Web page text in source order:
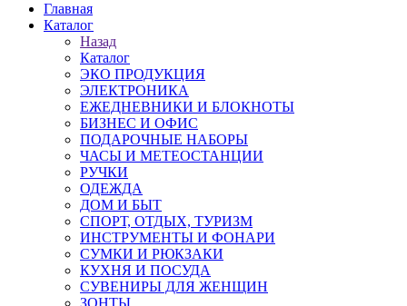
Главная
Каталог
Назад
Каталог
ЭКО ПРОДУКЦИЯ
ЭЛЕКТРОНИКА
ЕЖЕДНЕВНИКИ И БЛОКНОТЫ
БИЗНЕС И ОФИС
ПОДАРОЧНЫЕ НАБОРЫ
ЧАСЫ И МЕТЕОСТАНЦИИ
РУЧКИ
ОДЕЖДА
ДОМ И БЫТ
СПОРТ, ОТДЫХ, ТУРИЗМ
ИНСТРУМЕНТЫ И ФОНАРИ
СУМКИ И РЮКЗАКИ
КУХНЯ И ПОСУДА
СУВЕНИРЫ ДЛЯ ЖЕНЩИН
ЗОНТЫ